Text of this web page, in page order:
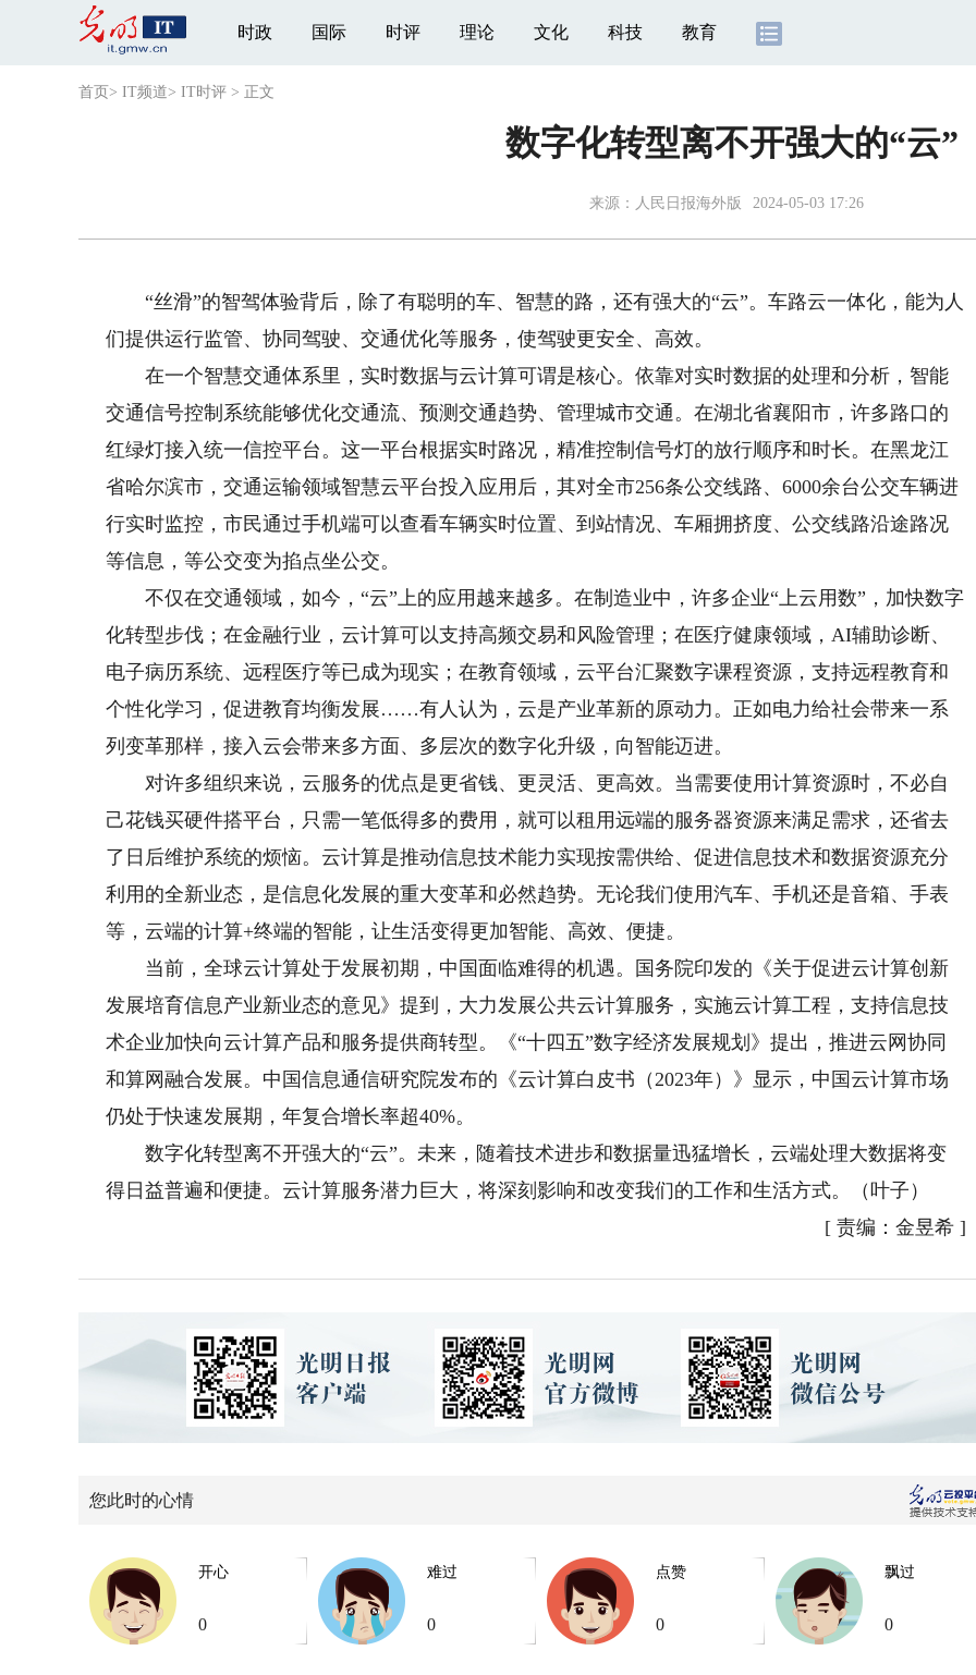
时政 国际 时评 理论 文化 科技 教育
首页 > IT频道> IT时评 > 正文
数字化转型离不开强大的“云”
来源： 人民日报海外版 2024-05-03 17:26
“丝滑”的智驾体验背后，除了有聪明的车、智慧的路，还有强大的“云”。车路云一体化，能为人
们提供运行监管、协同驾驶、交通优化等服务，使驾驶更安全、高效。
在一个智慧交通体系里，实时数据与云计算可谓是核心。依靠对实时数据的处理和分析，智能
交通信号控制系统能够优化交通流、预测交通趋势、管理城市交通。在湖北省襄阳市，许多路口的
红绿灯接入统一信控平台。这一平台根据实时路况，精准控制信号灯的放行顺序和时长。在黑龙江
省哈尔滨市，交通运输领域智慧云平台投入应用后，其对全市256条公交线路、6000余台公交车辆进
行实时监控，市民通过手机端可以查看车辆实时位置、到站情况、车厢拥挤度、公交线路沿途路况
等信息，等公交变为掐点坐公交。
不仅在交通领域，如今，“云”上的应用越来越多。在制造业中，许多企业“上云用数”，加快数字
化转型步伐；在金融行业，云计算可以支持高频交易和风险管理；在医疗健康领域，AI辅助诊断、
电子病历系统、远程医疗等已成为现实；在教育领域，云平台汇聚数字课程资源，支持远程教育和
个性化学习，促进教育均衡发展……有人认为，云是产业革新的原动力。正如电力给社会带来一系
列变革那样，接入云会带来多方面、多层次的数字化升级，向智能迈进。
对许多组织来说，云服务的优点是更省钱、更灵活、更高效。当需要使用计算资源时，不必自
己花钱买硬件搭平台，只需一笔低得多的费用，就可以租用远端的服务器资源来满足需求，还省去
了日后维护系统的烦恼。云计算是推动信息技术能力实现按需供给、促进信息技术和数据资源充分
利用的全新业态，是信息化发展的重大变革和必然趋势。无论我们使用汽车、手机还是音箱、手表
等，云端的计算+终端的智能，让生活变得更加智能、高效、便捷。
当前，全球云计算处于发展初期，中国面临难得的机遇。国务院印发的《关于促进云计算创新
发展培育信息产业新业态的意见》提到，大力发展公共云计算服务，实施云计算工程，支持信息技
术企业加快向云计算产品和服务提供商转型。《“十四五”数字经济发展规划》提出，推进云网协同
和算网融合发展。中国信息通信研究院发布的《云计算白皮书（2023年）》显示，中国云计算市场
仍处于快速发展期，年复合增长率超40%。
数字化转型离不开强大的“云”。未来，随着技术进步和数据量迅猛增长，云端处理大数据将变
得日益普遍和便捷。云计算服务潜力巨大，将深刻影响和改变我们的工作和生活方式。（叶子）
[ 责编：金昱希]
您此时的心情
开心
0
难过
0
点赞
0
飘过
0